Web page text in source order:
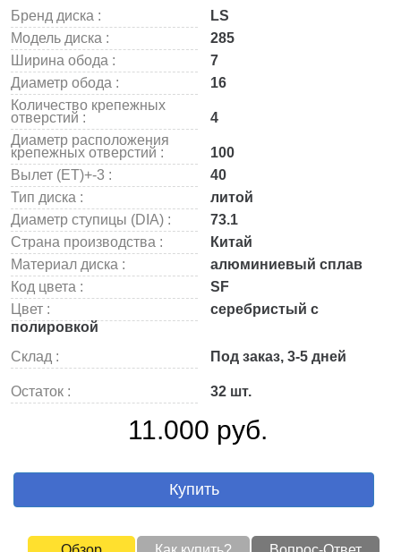
Бренд диска :
LS
Модель диска :
285
Ширина обода :
7
Диаметр обода :
16
Количество крепежных
отверстий :
4
Диаметр расположения
крепежных отверстий :
100
Вылет (ET)+-3 :
40
Тип диска :
литой
Диаметр ступицы (DIA) :
73.1
Страна производства :
Китай
Материал диска :
алюминиевый сплав
Код цвета :
SF
Цвет :
серебристый с
полировкой
Склад :
Под заказ, 3-5 дней
Остаток : 32 шт.
11.000 руб.
Купить